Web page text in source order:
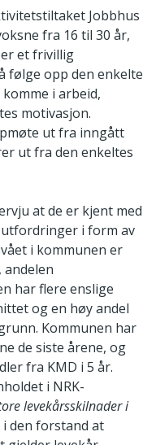
Jobbhus
fra 16 til 30 år,
et frivillig
følge opp den enkelte
i arbeid,
motivasjon.
ut fra inngått
ut fra den enkeltes
at de er kjent med
i form av
i kommunen er
har flere enslige
og en høy andel
Kommunen har
de siste årene, og
fra KMD i 5 år.
i NRK-
levekårsskilnader i
den forstand at